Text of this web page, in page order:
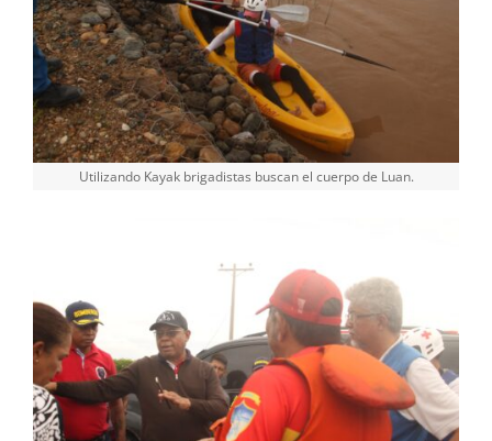
Utilizando Kayak brigadistas buscan el cuerpo de Luan.